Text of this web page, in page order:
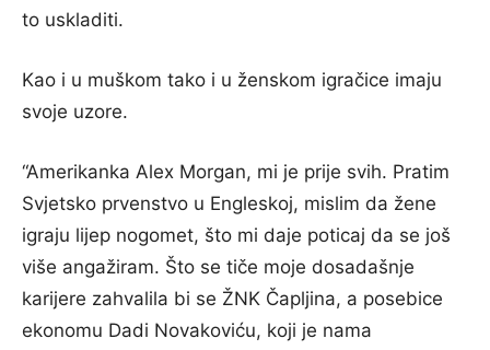
to uskladiti.
Kao i u muškom tako i u ženskom igračice imaju
svoje uzore.
“Amerikanka Alex Morgan, mi je prije svih. Pratim
Svjetsko prvenstvo u Engleskoj, mislim da žene
igraju lijep nogomet, što mi daje poticaj da se još
više angažiram. Što se tiče moje dosadašnje
karijere zahvalila bi se ŽNK Čapljina, a posebice
ekonomu Dadi Novakoviću, koji je nama